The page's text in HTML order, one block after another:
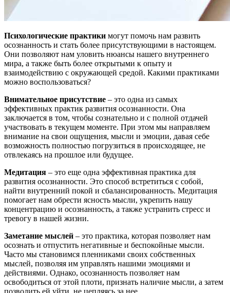
Психологические практики могут помочь нам развить
осознанность и стать более присутствующими в настоящем.
Они позволяют нам уловить нюансы нашего внутреннего
мира, а также быть более открытыми к опыту и
взаимодействию с окружающей средой. Какими практиками
можно воспользоваться?
Внимательное присутствие – это одна из самых
эффективных практик развития осознанности. Она
заключается в том, чтобы сознательно и с полной отдачей
участвовать в текущем моменте. При этом мы направляем
внимание на свои ощущения, мысли и эмоции, давая себе
возможность полностью погрузиться в происходящее, не
отвлекаясь на прошлое или будущее.
Медитация – это еще одна эффективная практика для
развития осознанности. Это способ встретиться с собой,
найти внутренний покой и сбалансированность. Медитация
помогает нам обрести ясность мысли, укрепить нашу
концентрацию и осознанность, а также устранить стресс и
тревогу в нашей жизни.
Заметание мыслей – это практика, которая позволяет нам
осознать и отпустить негативные и беспокойные мысли.
Часто мы становимся пленниками своих собственных
мыслей, позволяя им управлять нашими эмоциями и
действиями. Однако, осознанность позволяет нам
освободиться от этой плоти, признать наличие мысли, а затем